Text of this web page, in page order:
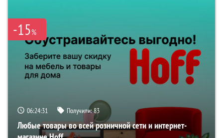
-15%
06:24:31 Получили:83
Любые товары во всей розничной сети и интернет-